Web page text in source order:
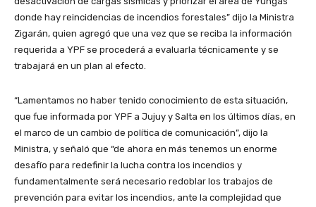
donde hay reincidencias de incendios forestales” dijo la Ministra
Zigarán, quien agregó que una vez que se reciba la información
requerida a YPF se procederá a evaluarla técnicamente y se
trabajará en un plan al efecto.
“Lamentamos no haber tenido conocimiento de esta situación,
que fue informada por YPF a Jujuy y Salta en los últimos días, en
el marco de un cambio de política de comunicación”, dijo la
Ministra, y señaló que “de ahora en más tenemos un enorme
desafío para redefinir la lucha contra los incendios y
fundamentalmente será necesario redoblar los trabajos de
prevención para evitar los incendios, ante la complejidad que